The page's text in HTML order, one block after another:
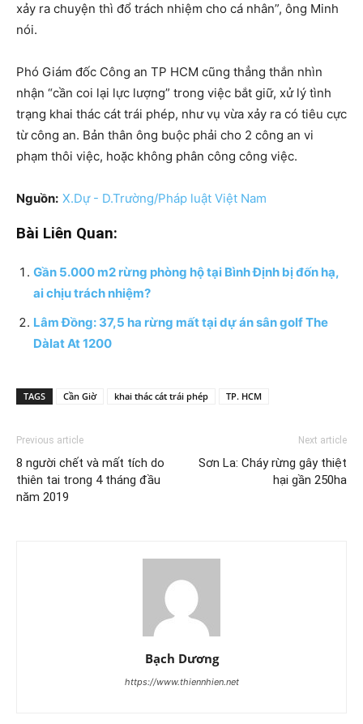
xảy ra chuyện thì đổ trách nhiệm cho cá nhân”, ông Minh
nói.
Phó Giám đốc Công an TP HCM cũng thẳng thắn nhìn
nhận “cần coi lại lực lượng” trong việc bắt giữ, xử lý tình
trạng khai thác cát trái phép, như vụ vừa xảy ra có tiêu cực
từ công an. Bản thân ông buộc phải cho 2 công an vi
phạm thôi việc, hoặc không phân công công việc.
Nguồn: X.Dự - D.Trường/Pháp luật Việt Nam
Bài Liên Quan:
Gần 5.000 m2 rừng phòng hộ tại Bình Định bị đốn hạ,
ai chịu trách nhiệm?
Lâm Đồng: 37,5 ha rừng mất tại dự án sân golf The
Dàlat At 1200
TAGS Cần Giờ khai thác cát trái phép TP. HCM
Previous article
8 người chết và mất tích do
thiên tai trong 4 tháng đầu
năm 2019
Next article
Sơn La: Cháy rừng gây thiệt
hại gần 250ha
Bạch Dương
https://www.thiennhien.net